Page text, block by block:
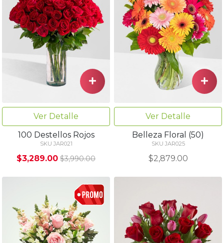
Ver Detalle
100 Destellos Rojos
SKU JAR021
$3,289.00 $3,990.00
Ver Detalle
Belleza Floral (50)
SKU JAR025
$2,879.00